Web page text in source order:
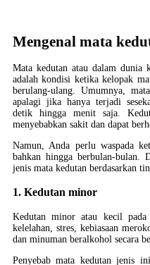
Mengenal mata
Mata kedutan atau dalam dunia
adalah kondisi ketika kelopak
berulang-ulang. Umumnya,
apalagi jika hanya terjadi
detik hingga menit saja.
menyebabkan sakit dan dapat
Namun, Anda perlu waspada
bahkan hingga berbulan-bulan.
jenis mata kedutan berdasarkan
1. Kedutan minor
Kedutan minor atau kecil
kelelahan, stres, kebiasaan
dan minuman beralkohol secara
Penyebab mata kedutan jenis